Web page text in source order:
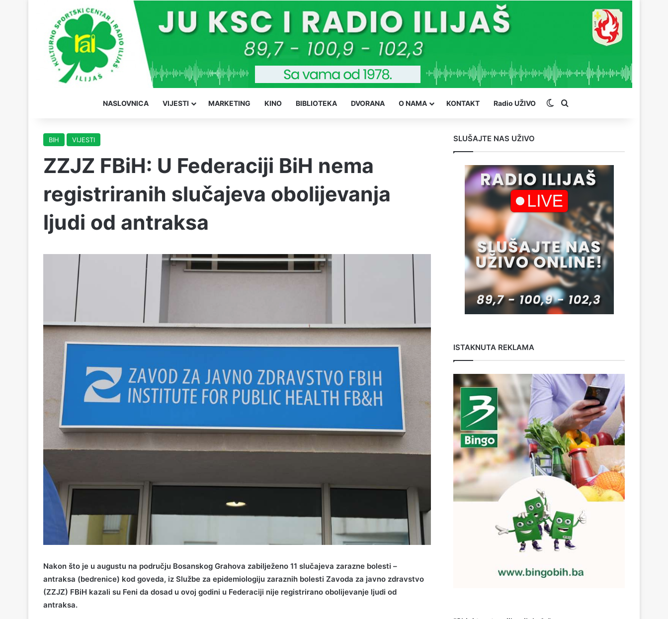
NASLOVNICA VIJESTI MARKETING KINO BIBLIOTEKA DVORANA O NAMA KONTAKT Radio UŽIVO Switch skin
BIH VIJESTI
ZZJZ FBiH: U Federaciji BiH nema
registriranih slučajeva obolijevanja
ljudi od antraksa
Nakon što je u augustu na području Bosanskog Grahova zabilježeno 11 slučajeva zarazne bolesti –
antraksa (bedrenice) kod goveda, iz Službe za epidemiologiju zaraznih bolesti Zavoda za javno zdravstvo
(ZZJZ) FBiH kazali su Feni da dosad u ovoj godini u Federaciji nije registrirano obolijevanje ljudi od
antraksa.
SLUŠAJTE NAS UŽIVO
ISTAKNUTA REKLAMA